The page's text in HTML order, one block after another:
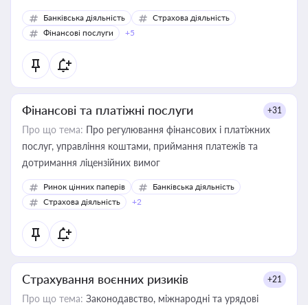
Банківська діяльність
Страхова діяльність
Фінансові послуги
+5
Фінансові та платіжні послуги +31
Про що тема: Про регулювання фінансових і платіжних
послуг, управління коштами, приймання платежів та
дотримання ліцензійних вимог
Ринок цінних паперів
Банківська діяльність
Страхова діяльність
+2
Страхування воєнних ризиків +21
Про що тема: Законодавство, міжнародні та урядові